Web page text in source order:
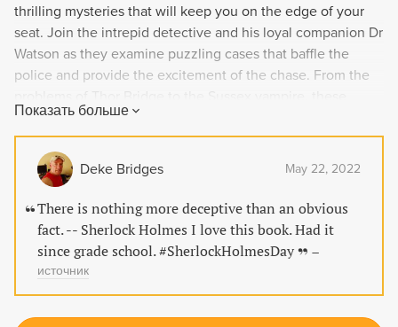
thrilling mysteries that will keep you on the edge of your
seat. Join the intrepid detective and his loyal companion Dr
Watson as they examine puzzling cases that baffle the
police and provide the excitement of the chase. From the
mysteries will test the courage of Dr. Watson and the
brilliant mind of Sherlock Holmes.
Показать больше
Deke Bridges May 22, 2022
There is nothing more deceptive than an obvious
fact. -- Sherlock Holmes I love this book. Had it
since grade school. #SherlockHolmesDay
–
источник